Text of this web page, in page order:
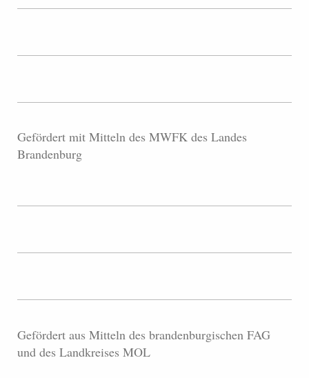
Gefördert mit Mitteln des MWFK des Landes
Brandenburg
Gefördert aus Mitteln des brandenburgischen FAG
und des Landkreises MOL